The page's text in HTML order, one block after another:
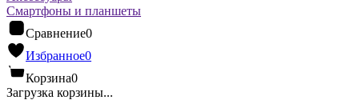
Смартфоны и планшеты
Сравнение0
Избранное0
Корзина0
Загрузка корзины...